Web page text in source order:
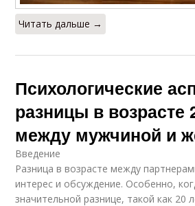
Читать дальше →
Психологические
разницы в возрасте
между мужчиной и
Введение
Разница в возрасте между
интерес и обсуждение. Особенно,
значительной разнице, такой как 20